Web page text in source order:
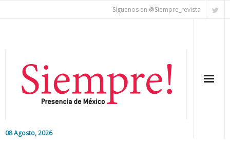
Síguenos en @Siempre_revista
08 Agosto, 2026